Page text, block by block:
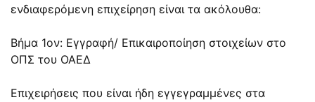
ενδιαφερόμενη επιχείρηση είναι τα ακόλουθα:
Βήμα 1ον: Εγγραφή/ Επικαιροποίηση στοιχείων στο
ΟΠΣ του ΟΑΕΔ
Επιχειρήσεις που είναι ήδη εγγεγραμμένες στα